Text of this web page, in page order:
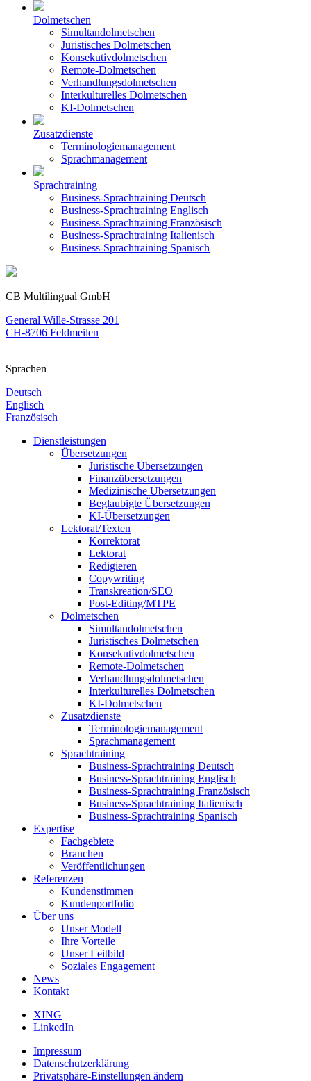
Dolmetschen
Simultandolmetschen
Juristisches Dolmetschen
Konsekutivdolmetschen
Remote-Dolmetschen
Verhandlungsdolmetschen
Interkulturelles Dolmetschen
KI-Dolmetschen
Zusatzdienste
Terminologiemanagement
Sprachmanagement
Sprachtraining
Business-Sprachtraining Deutsch
Business-Sprachtraining Englisch
Business-Sprachtraining Französisch
Business-Sprachtraining Italienisch
Business-Sprachtraining Spanisch
CB Multilingual GmbH
General Wille-Strasse 201
CH-8706 Feldmeilen
Sprachen
Deutsch
Englisch
Französisch
Dienstleistungen
Übersetzungen
Juristische Übersetzungen
Finanzübersetzungen
Medizinische Übersetzungen
Beglaubigte Übersetzungen
KI-Übersetzungen
Lektorat/Texten
Korrektorat
Lektorat
Redigieren
Copywriting
Transkreation/SEO
Post-Editing/MTPE
Dolmetschen
Simultandolmetschen
Juristisches Dolmetschen
Konsekutivdolmetschen
Remote-Dolmetschen
Verhandlungsdolmetschen
Interkulturelles Dolmetschen
KI-Dolmetschen
Zusatzdienste
Terminologiemanagement
Sprachmanagement
Sprachtraining
Business-Sprachtraining Deutsch
Business-Sprachtraining Englisch
Business-Sprachtraining Französisch
Business-Sprachtraining Italienisch
Business-Sprachtraining Spanisch
Expertise
Fachgebiete
Branchen
Veröffentlichungen
Referenzen
Kundenstimmen
Kundenportfolio
Über uns
Unser Modell
Ihre Vorteile
Unser Leitbild
Soziales Engagement
News
Kontakt
XING
LinkedIn
Impressum
Datenschutzerklärung
Privatsphäre-Einstellungen ändern